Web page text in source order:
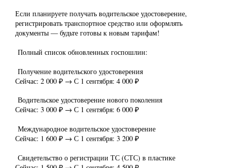
Если планируете получать водительское удостоверение,
регистрировать транспортное средство или оформлять
документы — будьте готовы к новым тарифам!
Полный список обновленных госпошлин:
Получение водительского удостоверения
Сейчас: 2 000 ₽ → С 1 сентября: 4 000 ₽
Водительское удостоверение нового поколения
Сейчас: 3 000 ₽ → С 1 сентября: 6 000 ₽
Международное водительское удостоверение
Сейчас: 1 600 ₽ → С 1 сентября: 3 200 ₽
Свидетельство о регистрации ТС (СТС) в пластике